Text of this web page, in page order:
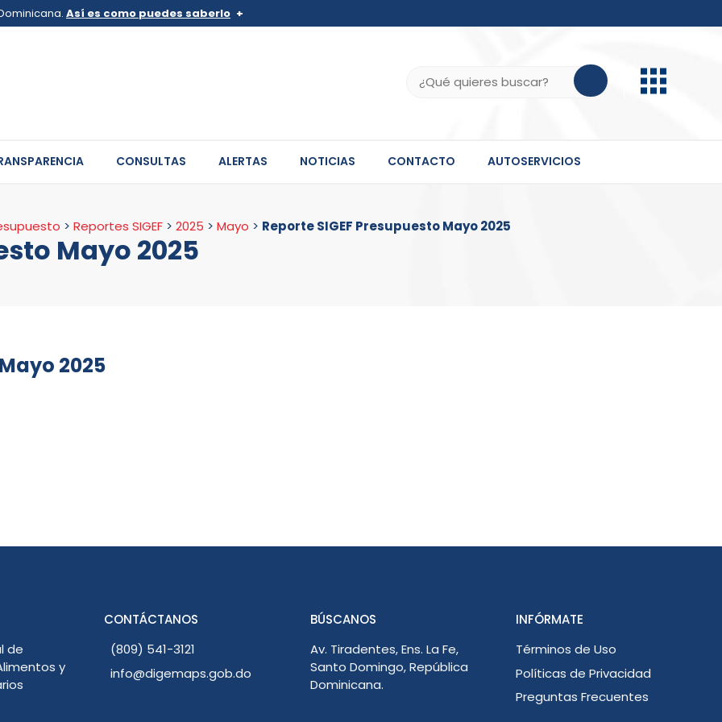
Así es como puedes saberlo
de .gob.do o .gov.do. Comparte información confidencial solo en este tipo de
CONSULTAS ALERTAS NOTICIAS CONTACTO AUTOSERVICIOS
> Reportes SIGEF > 2025 > Mayo > Reporte SIGEF Presupuesto Mayo 2025
Mayo 2025
2025
de
y
CONTÁCTANOS
(809) 541-3121
info@digemaps.gob.do
BÚSCANOS
Av. Tiradentes, Ens. La Fe,
Santo Domingo, República
Dominicana.
INFÓRMATE
Términos de Uso
Políticas de Privacidad
Preguntas Frecuentes